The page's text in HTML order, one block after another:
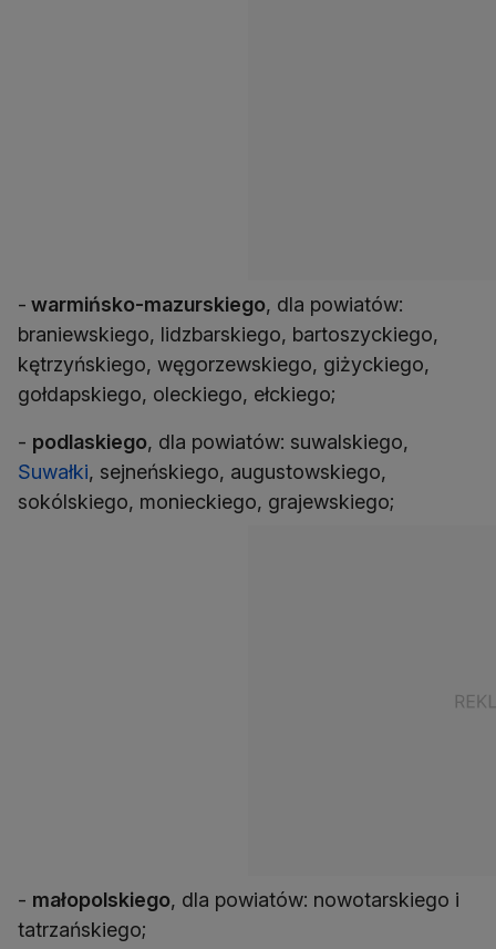
- warmińsko-mazurskiego, dla powiatów:
braniewskiego, lidzbarskiego, bartoszyckiego,
kętrzyńskiego, węgorzewskiego, giżyckiego,
gołdapskiego, oleckiego, ełckiego;
- podlaskiego, dla powiatów: suwalskiego,
Suwałki, sejneńskiego, augustowskiego,
sokólskiego, monieckiego, grajewskiego;
- małopolskiego, dla powiatów: nowotarskiego i
tatrzańskiego;